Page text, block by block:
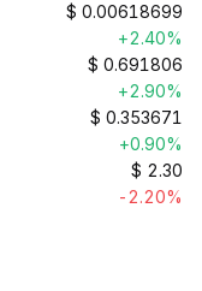
$ 0.00618699
+2.40%
$ 0.691806
+2.90%
$ 0.353671
+0.90%
$ 2.30
-2.20%